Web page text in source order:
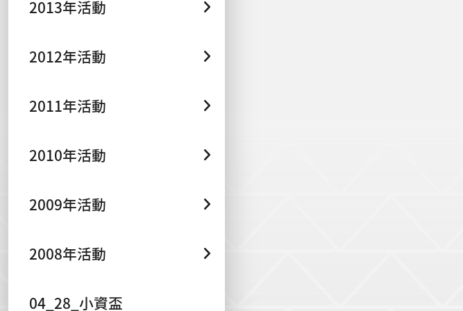
2013年活動
2012年活動
2011年活動
2010年活動
2009年活動
2008年活動
04_28_小資盃